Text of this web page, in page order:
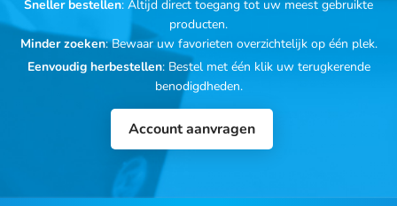
Sneller bestellen: Altijd direct toegang tot uw meest gebruikte
producten.
Minder zoeken: Bewaar uw favorieten overzichtelijk op één plek.
Eenvoudig herbestellen: Bestel met één klik uw terugkerende
benodigdheden.
Account aanvragen